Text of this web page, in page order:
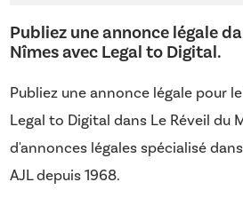
Publiez une annonce légale
Nîmes avec Legal to Digital.
Publiez une annonce légale pour
Legal to Digital dans Le Réveil du
d'annonces légales spécialisé
AJL depuis 1968.